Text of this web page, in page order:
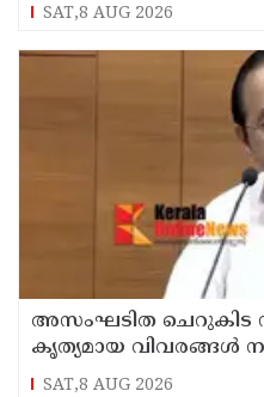
SAT,8 AUG 2026
അസംഘടിത ചെറുകിട
കൃത്യമായ വിവരങ്ങൾ
വി ഡി സതീശൻ
SAT,8 AUG 2026